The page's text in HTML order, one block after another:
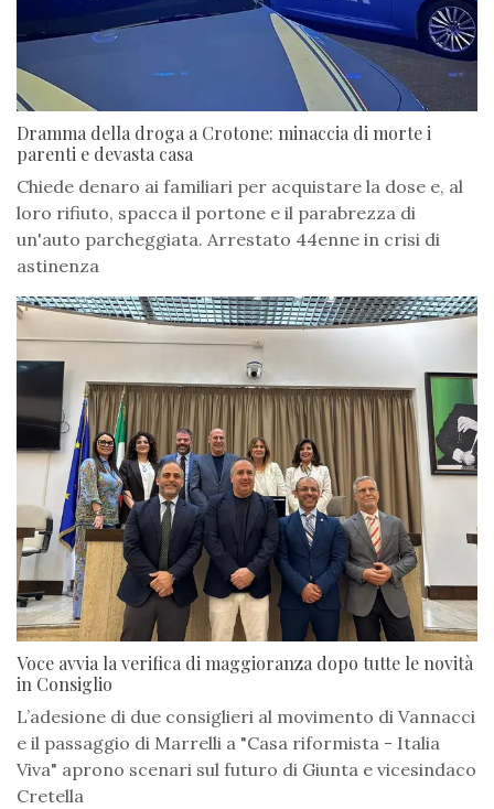
Dramma della droga a Crotone: minaccia di morte i
parenti e devasta casa
Chiede denaro ai familiari per acquistare la dose e, al
loro rifiuto, spacca il portone e il parabrezza di
un'auto parcheggiata. Arrestato 44enne in crisi di
astinenza
Voce avvia la verifica di maggioranza dopo tutte le novità
in Consiglio
L’adesione di due consiglieri al movimento di Vannacci
e il passaggio di Marrelli a "Casa riformista - Italia
Viva" aprono scenari sul futuro di Giunta e vicesindaco
Cretella